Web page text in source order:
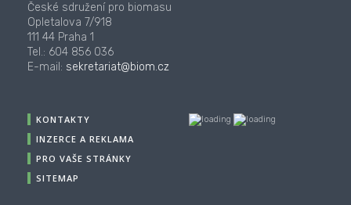
České sdružení pro biomasu
Opletalova 7/918
111 44 Praha 1
Tel.: 604 856 036
E-mail: sekretariat@biom.cz
KONTAKTY
INZERCE A REKLAMA
PRO VAŠE STRÁNKY
SITEMAP